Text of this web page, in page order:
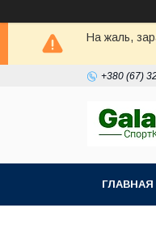
На жаль,
+380 (67)
ГЛАВНАЯ